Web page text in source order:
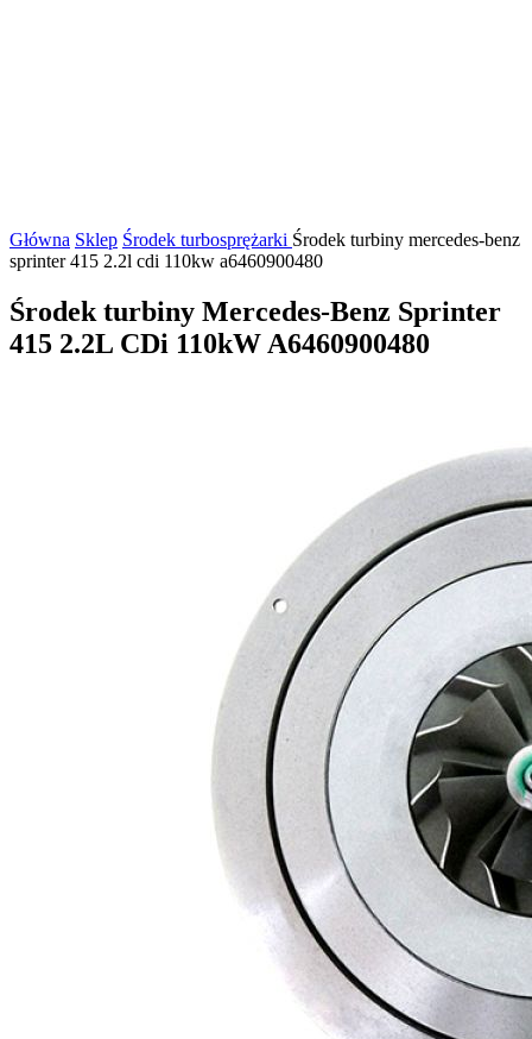
Główna Sklep Środek turbosprężarki Środek turbiny mercedes-benz
sprinter 415 2.2l cdi 110kw a6460900480
Środek turbiny Mercedes-Benz Sprinter
415 2.2L CDi 110kW A6460900480